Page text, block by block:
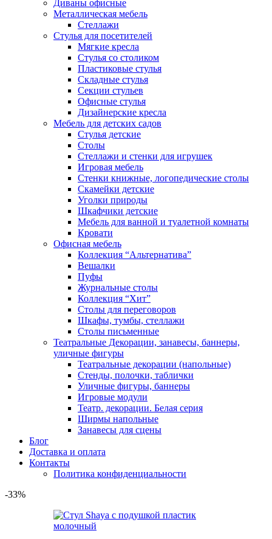
Диваны офисные
Металлическая мебель
Стеллажи
Стулья для посетителей
Мягкие кресла
Стулья со столиком
Пластиковые стулья
Складные стулья
Секции стульев
Офисные стулья
Дизайнерские кресла
Мебель для детских садов
Стулья детские
Столы
Стеллажи и стенки для игрушек
Игровая мебель
Стенки книжные, логопедические столы
Скамейки детские
Уголки природы
Шкафчики детские
Мебель для ванной и туалетной комнаты
Кровати
Офисная мебель
Коллекция “Альтернатива”
Вешалки
Пуфы
Журнальные столы
Коллекция “Хит”
Столы для переговоров
Шкафы, тумбы, стеллажи
Столы письменные
Театральные Декорации, занавесы, баннеры,
уличные фигуры
Театральные декорации (напольные)
Стенды, полочки, таблички
Уличные фигуры, баннеры
Игровые модули
Театр. декорации. Белая серия
Ширмы напольные
Занавесы для сцены
Блог
Доставка и оплата
Контакты
Политика конфиденциальности
-33%